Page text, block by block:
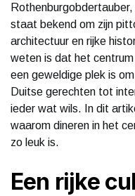
staat bekend om zijn
architectuur en rijke
weten is dat het
een geweldige plek is
Duitse gerechten tot
ieder wat wils. In dit
waarom dineren in het
zo leuk is.
Een rijke